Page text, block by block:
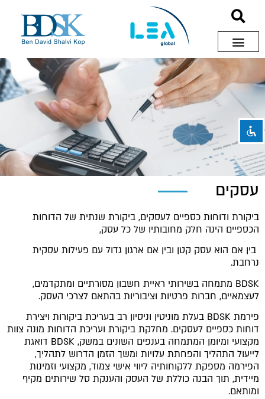
visibility_off השבת את ההבזקים
סמן כותרות
settings צבע רקע
זום (הקטנה)
זום (הגדלה)
remove_circle_outline הקטנת גופן
add_circle_outline הגדלת גופן
brightness_high ניגודיות בהירה
brightness_low ניגודיות כהה
הוסף קו תחתון לקישורים
font_download סמן קישורים
לאפס
את
כל
האפשרויות
cached
עסקים
ביקורת ודוחות כספיים לעסקים, ביקורת שנתית של הדוחות
הכספיים הינה חלק מחובותיו של כל עסק,
בין אם הוא עסק קטן ובין אם ארגון גדול עם פעילות עסקית
נרחבת.
BDSK מתמחה בשירותי ראיית חשבון מסורתיים ומתקדמים,
לעצמאיים, חברות פרטיות וציבוריות בהתאם לצרכי העסק.
פירמת BDSK בעלת מוניטין וניסיון רב בעריכת ביקורות ויצירת
דוחות כספיים לעסקים. מחלקת ביקורת ועריכת הדוחות מונה צוות
מקצועי ומיומן המתמחה בענפים השונים במשק, BDSK דואגת
לייעול התהליך והפחתת עלויות ומשך הזמן הדרוש לתהליך,
הפירמה מספקת ללקוחותיה ליווי אישי צמוד, מקצועי וזמינות
מיידית, תוך הבנה כוללת של העסק והענקת סל שירותים מקיף
ומותאם.